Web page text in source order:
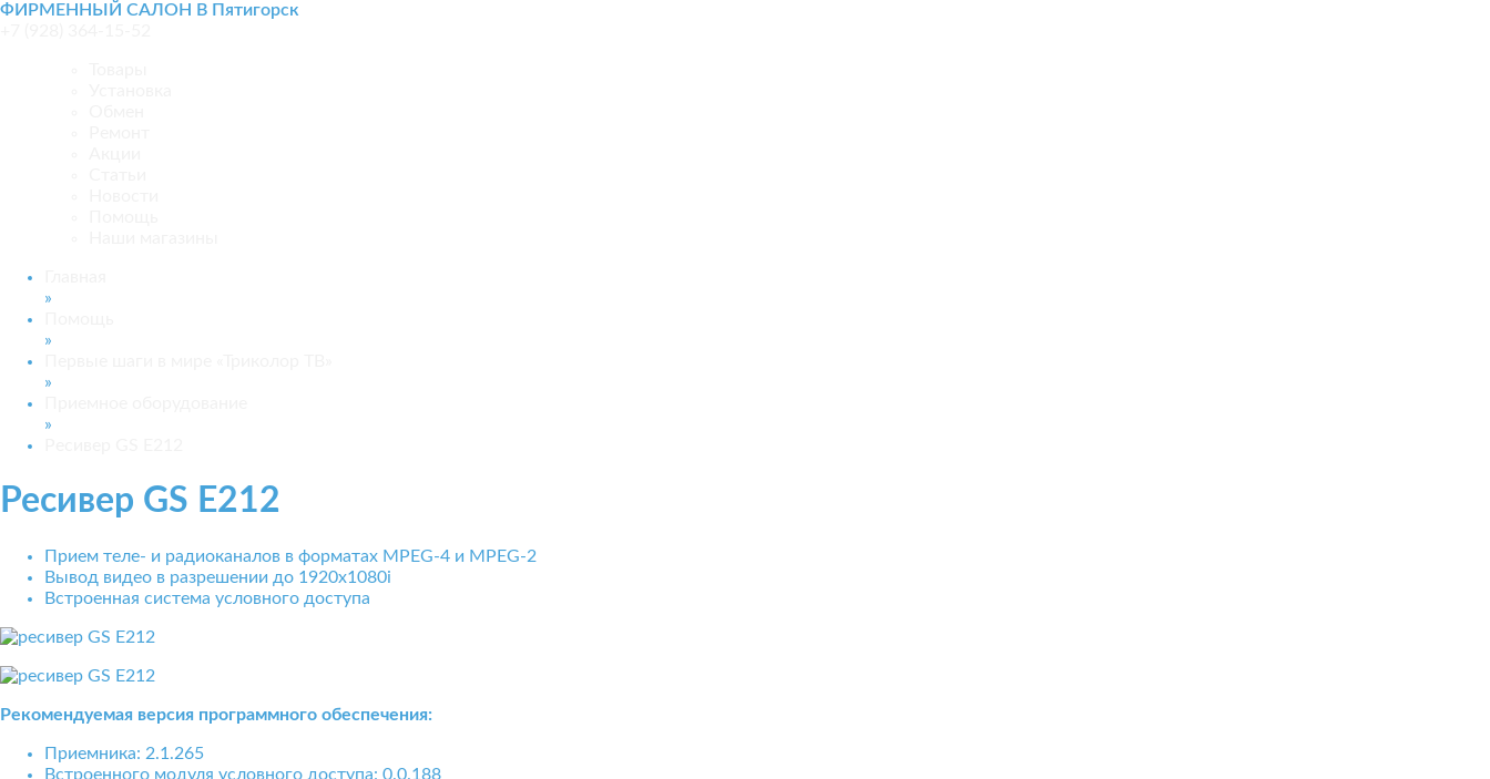
ФИРМЕННЫЙ САЛОН В Пятигорск
»
»
»
»
Ресивер GS E212
Прием теле- и радиоканалов в форматах MPEG-4 и MPEG-2
Вывод видео в разрешении до 1920x1080i
Встроенная система условного доступа
Рекомендуемая версия программного обеспечения:
Приемника: 2.1.265
Встроенного модуля условного доступа: 0.0.188